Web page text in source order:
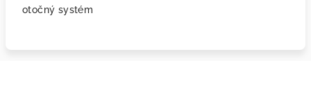
otočný systém